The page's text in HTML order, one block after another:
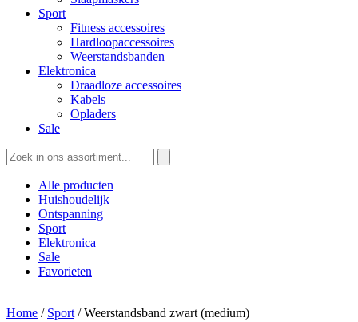
Sport
Fitness accessoires
Hardloopaccessoires
Weerstandsbanden
Elektronica
Draadloze accessoires
Kabels
Opladers
Sale
Zoeken
naar:
Alle producten
Huishoudelijk
Ontspanning
Sport
Elektronica
Sale
Favorieten
Home / Sport / Weerstandsband zwart (medium)